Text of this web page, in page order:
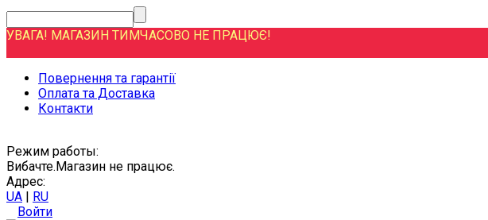
УВАГА! МАГАЗИН ТИМЧАСОВО НЕ ПРАЦЮЄ!
Повернення та гарантії
Оплата та Доставка
Контакти
Режим работы:
Вибачте.Магазин не працює.
Адрес:
UA | RU
Войти